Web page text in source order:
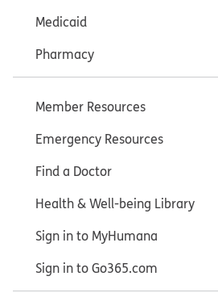
Medicaid
Pharmacy
Member Resources
Emergency Resources
Find a Doctor
Health & Well-being Library
Sign in to MyHumana
Sign in to Go365.com